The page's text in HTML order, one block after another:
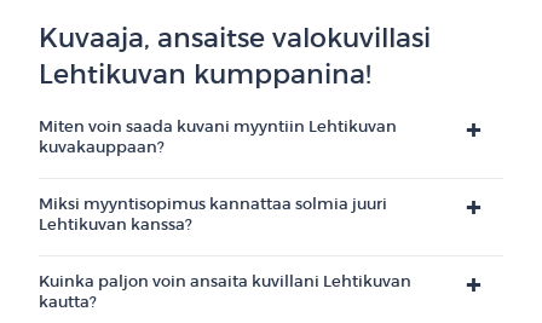
Kuvaaja, ansaitse valokuvillasi
Lehtikuvan kumppanina!
Miten voin saada kuvani myyntiin Lehtikuvan
kuvakauppaan?
Miksi myyntisopimus kannattaa solmia juuri
Lehtikuvan kanssa?
Kuinka paljon voin ansaita kuvillani Lehtikuvan
kautta?